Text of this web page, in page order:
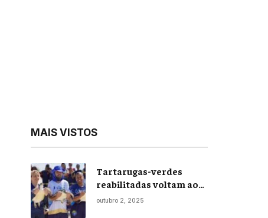
MAIS VISTOS
Tartarugas-verdes
reabilitadas voltam ao
mar em soltura inédita
outubro 2, 2025